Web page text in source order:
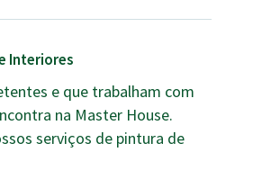
Interiores
e que trabalham com
na Master House.
serviços de pintura de